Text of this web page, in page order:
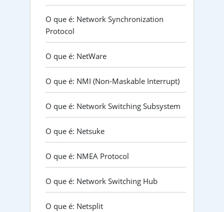
O que é: Network Synchronization
Protocol
O que é: NetWare
O que é: NMI (Non-Maskable Interrupt)
O que é: Network Switching Subsystem
O que é: Netsuke
O que é: NMEA Protocol
O que é: Network Switching Hub
O que é: Netsplit